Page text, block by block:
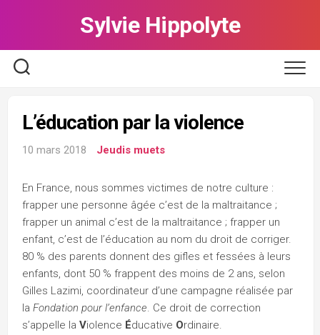
Sylvie Hippolyte
L’éducation par la violence
10 mars 2018 Jeudis muets
En France, nous sommes victimes de notre culture :
frapper une personne âgée c’est de la maltraitance ;
frapper un animal c’est de la maltraitance ; frapper un
enfant, c’est de l’éducation au nom du droit de corriger.
80 % des parents donnent des gifles et fessées à leurs
enfants, dont 50 % frappent des moins de 2 ans, selon
Gilles Lazimi, coordinateur d’une campagne réalisée par
la Fondation pour l’enfance. Ce droit de correction
s’appelle la Violence Éducative Ordinaire.